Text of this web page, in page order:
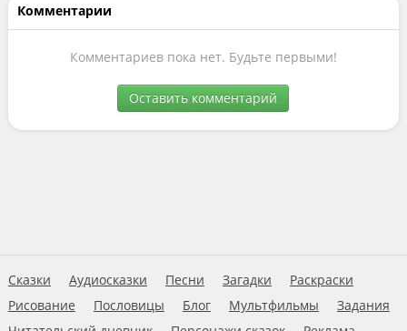
Комментарии
Комментариев пока нет. Будьте первыми!
Оставить комментарий
Сказки Аудиосказки Песни Загадки
Раскраски
Рисование
Пословицы Блог Мультфильмы
Задания